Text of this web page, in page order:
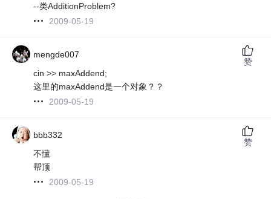
--类AdditionProblem?
2009-05-19
mengde007
cin >> maxAddend;
这里的maxAddend是一个对象？？
2009-05-19
赞
bbb332
不懂
帮顶
2009-05-19
赞